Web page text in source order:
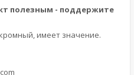
полезным - поддержите
имеет значение.